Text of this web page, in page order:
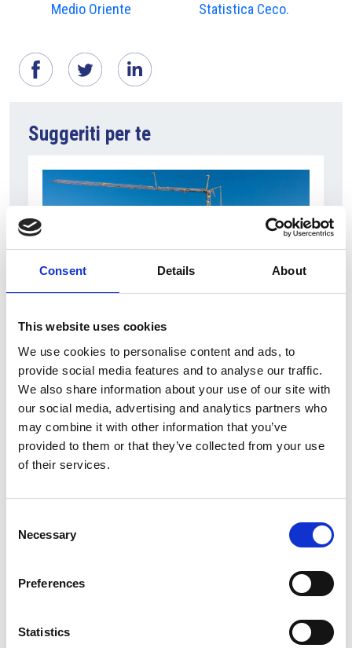
Consent Details About
This website uses cookies
We use cookies to personalise content and ads, to
provide social media features and to analyse our traffic.
We also share information about your use of our site with
our social media, advertising and analytics partners who
may combine it with other information that you’ve
provided to them or that they’ve collected from your use
of their services.
Selection
Necessary
Preferences
Statistics
Medio Oriente
Statistica Ceco.
Suggeriti per te
7 Agosto 2026
Nel primo semestre è aumentata fortemente la
costruzione di nuove abitazioni
Repubblica Ceca